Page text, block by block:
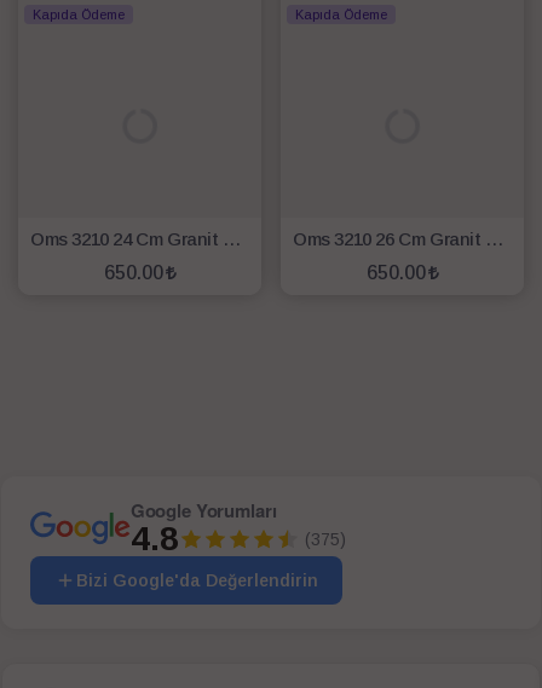
Kapıda Ödeme
Oms 3210 24 Cm Granit Tava Gri
650.00
Kapıda Ödeme
Oms 3210 26 Cm Granit Tava Gri
650.00
Google Yorumları
4.8 (375)
Bizi Google'da Değerlendirin